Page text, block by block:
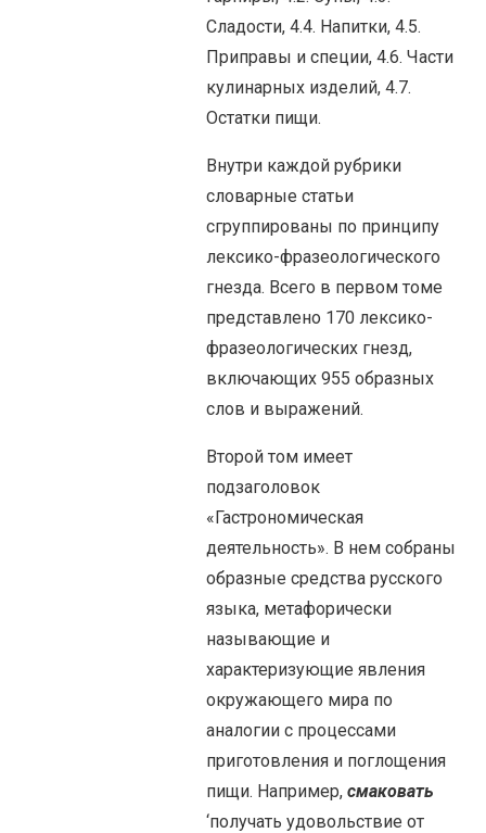
Сладости, 4.4. Напитки, 4.5.
Приправы и специи, 4.6. Части
кулинарных изделий, 4.7.
Остатки пищи.
Внутри каждой рубрики
словарные статьи
сгруппированы по принципу
лексико-фразеологического
гнезда. Всего в первом томе
представлено 170 лексико-
фразеологических гнезд,
включающих 955 образных
слов и выражений.
Второй том имеет
подзаголовок
«Гастрономическая
деятельность». В нем собраны
образные средства русского
языка, метафорически
называющие и
характеризующие явления
окружающего мира по
аналогии с процессами
приготовления и поглощения
пищи. Например, смаковать
‘получать удовольствие от